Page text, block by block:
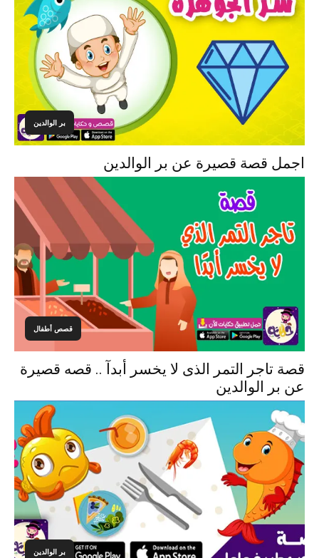
بر الوالدين
اجمل قصة قصيرة عن بر الوالدين
قصص أطفال
قصة تاجر التمر الذى لا يخسر أبدآ .. قصه قصيرة
عن بر الوالدين
بر الوالدين